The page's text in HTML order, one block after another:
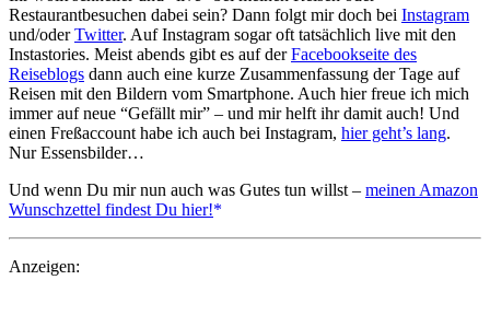
Restaurantbesuchen dabei sein? Dann folgt mir doch bei Instagram
und/oderTwitter. Auf Instagram sogar oft tatsächlich live mit den
Instastories. Meist abends gibt es auf derFacebookseite des
Reiseblogs dann auch eine kurze Zusammenfassung der Tage auf
Reisen mit den Bildern vom Smartphone. Auch hier freue ich mich
immer auf neue “Gefällt mir” – und mir helft ihr damit auch! Und
einen Freßaccount habe ich auch bei Instagram, hier geht’s lang.
Nur Essensbilder…
Und wenn Du mir nun auch was Gutes tun willst – meinen Amazon
Wunschzettel findest Du hier!
Anzeigen: